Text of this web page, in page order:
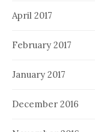
April 2017
February 2017
January 2017
December 2016